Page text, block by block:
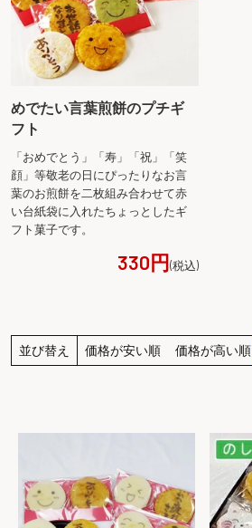
めでたい言葉煎餅のプチギ
フト
「おめでとう」「寿」「祝」「笑
顔」等敬老の日にぴったりなお言
葉のお煎餅を二枚組み合わせて赤
い台紙袋に入れたちょっとしたギ
フト菓子です。
330円(税込)
並び替え 価格が安い順 価格が高い順